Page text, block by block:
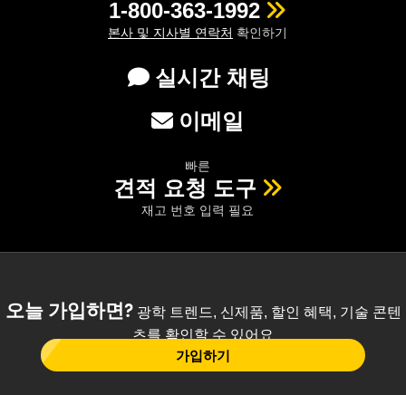
1-800-363-1992
본사 및 지사별 연락처 확인하기
실시간 채팅
이메일
빠른
견적 요청 도구
재고 번호 입력 필요
오늘 가입하면?광학 트렌드, 신제품, 할인 혜택, 기술 콘텐
츠를 확인할 수 있어요
가입하기